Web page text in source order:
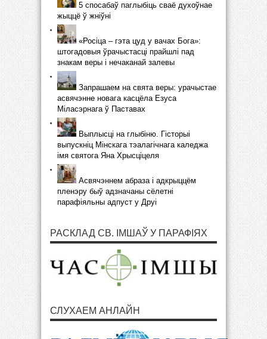
5 спосабаў паглыбіць сваё духоўнае
жыццё ў жніўні
«Росіца – гэта цуд у вачах Бога»:
штогадовыя ўрачыстасці прайшлі пад
знакам веры і нечаканай залевы
Запрашаем на свята веры: урачыстае
асвячэнне новага касцёла Езуса
Міласэрнага ў Паставах
Выплысці на глыбіню. Гісторыі
выпускніц Мінскага тэалагічнага каледжа
імя святога Яна Хрысціцеля
Асвячэннем абраза і адкрыццём
пленэру быў адзначаны сёлетні
парафіяльны адпуст у Друі
РАСКЛАД СВ. ІМШАЎ У ПАРАФІЯХ
СЛУХАЕМ АНЛАЙН